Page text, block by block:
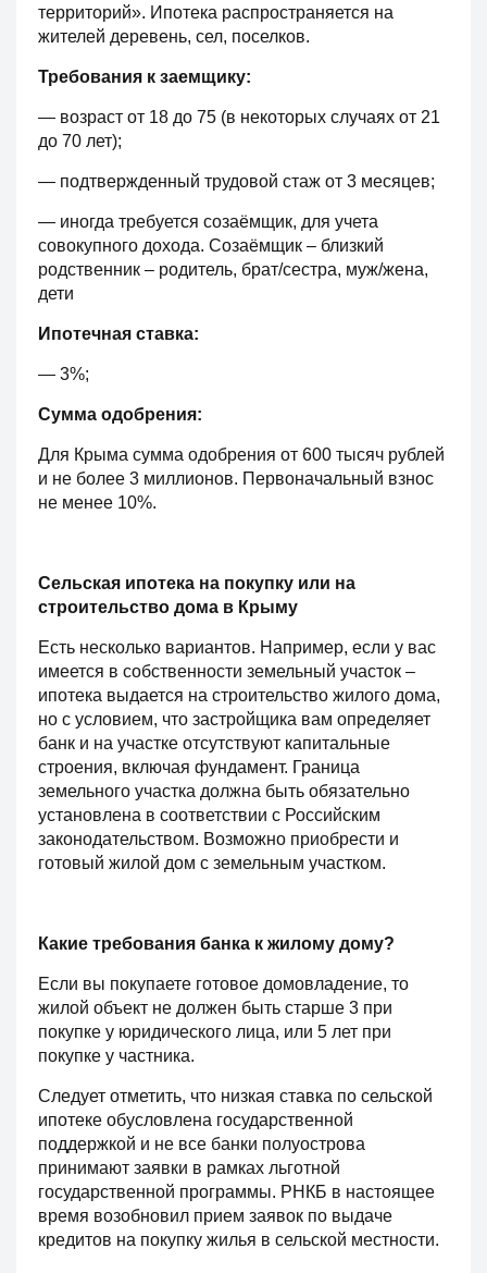
территорий». Ипотека распространяется на
жителей деревень, сел, поселков.
Требования к заемщику:
— возраст от 18 до 75 (в некоторых случаях от 21
до 70 лет);
— подтвержденный трудовой стаж от 3 месяцев;
— иногда требуется созаёмщик, для учета
совокупного дохода. Созаёмщик – близкий
родственник – родитель, брат/сестра, муж/жена,
дети
Ипотечная ставка:
— 3%;
Сумма одобрения:
Для Крыма сумма одобрения от 600 тысяч рублей
и не более 3 миллионов. Первоначальный взнос
не менее 10%.
Сельская ипотека на покупку или на
строительство дома в Крыму
Есть несколько вариантов. Например, если у вас
имеется в собственности земельный участок –
ипотека выдается на строительство жилого дома,
но с условием, что застройщика вам определяет
банк и на участке отсутствуют капитальные
строения, включая фундамент. Граница
земельного участка должна быть обязательно
установлена в соответствии с Российским
законодательством. Возможно приобрести и
готовый жилой дом с земельным участком.
Какие требования банка к жилому дому?
Если вы покупаете готовое домовладение, то
жилой объект не должен быть старше 3 при
покупке у юридического лица, или 5 лет при
покупке у частника.
Следует отметить, что низкая ставка по сельской
ипотеке обусловлена государственной
поддержкой и не все банки полуострова
принимают заявки в рамках льготной
государственной программы. РНКБ в настоящее
время возобновил прием заявок по выдаче
кредитов на покупку жилья в сельской местности.